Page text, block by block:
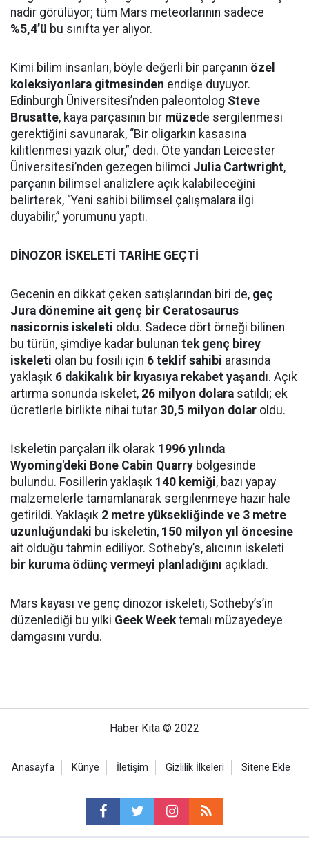
nadir görülüyor; tüm Mars meteorlarının sadece
%5,4’ü bu sınıfta yer alıyor.
Kimi bilim insanları, böyle değerli bir parçanın özel
koleksiyonlara gitmesinden endişe duyuyor.
Edinburgh Üniversitesi’nden paleontolog Steve
Brusatte, kaya parçasının bir müzede sergilenmesi
gerektiğini savunarak, “Bir oligarkın kasasına
kilitlenmesi yazık olur,” dedi. Öte yandan Leicester
Üniversitesi’nden gezegen bilimci Julia Cartwright,
parçanın bilimsel analizlere açık kalabileceğini
belirterek, “Yeni sahibi bilimsel çalışmalara ilgi
duyabilir,” yorumunu yaptı.
DİNOZOR İSKELETİ TARİHE GEÇTİ
Gecenin en dikkat çeken satışlarından biri de, geç
Jura dönemine ait genç bir Ceratosaurus
nasicornis iskeleti oldu. Sadece dört örneği bilinen
bu türün, şimdiye kadar bulunan tek genç birey
iskeleti olan bu fosili için 6 teklif sahibi arasında
yaklaşık 6 dakikalık bir kıyasıya rekabet yaşandı. Açık
artırma sonunda iskelet, 26 milyon dolara satıldı; ek
ücretlerle birlikte nihai tutar 30,5 milyon dolar oldu.
İskeletin parçaları ilk olarak 1996 yılında
Wyoming'deki Bone Cabin Quarry bölgesinde
bulundu. Fosillerin yaklaşık 140 kemiği, bazı yapay
malzemelerle tamamlanarak sergilenmeye hazır hale
getirildi. Yaklaşık 2 metre yüksekliğinde ve 3 metre
uzunluğundaki bu iskeletin, 150 milyon yıl öncesine
ait olduğu tahmin ediliyor. Sotheby’s, alıcının iskeleti
bir kuruma ödünç vermeyi planladığını açıkladı.
Mars kayası ve genç dinozor iskeleti, Sotheby’s’in
düzenlediği bu yılki Geek Weektemalı müzayedeye
damgasını vurdu.
Haber Kıta © 2022
Anasayfa Künye İletişim Gizlilik İlkeleri Sitene Ekle